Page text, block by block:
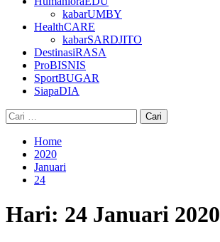
kabarUMBY
HealthCARE
kabarSARDJITO
DestinasiRASA
ProBISNIS
SportBUGAR
SiapaDIA
Cari
untuk:
Home
2020
Januari
24
Hari: 24 Januari 2020